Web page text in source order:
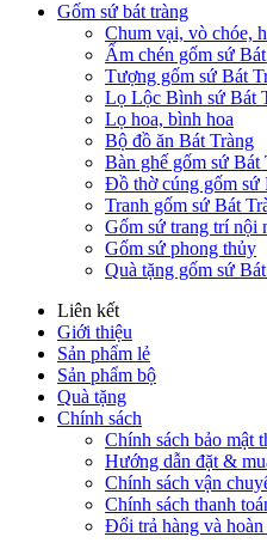
Gốm sứ bát tràng
Chum vại, vò chóe,
Ấm chén gốm sứ
Tượng gốm sứ Bát
Lọ Lộc Bình sứ Bát
Lọ hoa, bình hoa
Bộ đồ ăn Bát Tràng
Bàn ghế gốm sứ Bát
Đồ thờ cúng gốm sứ
Tranh gốm sứ Bát
Gốm sứ trang trí nội
Gốm sứ phong thủy
Quà tặng gốm sứ
Liên kết
Giới thiệu
Sản phẩm lẻ
Sản phẩm bộ
Quà tặng
Chính sách
Chính sách bảo mật
Hướng dẫn đặt &
Chính sách vận
Chính sách thanh
Đổi trả hàng và hoàn